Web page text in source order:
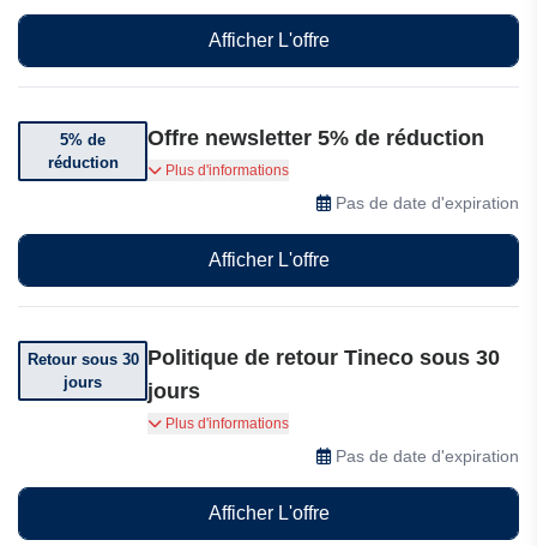
Afficher L'offre
5% de
réduction
Offre newsletter 5% de réduction
Abonnez-vous et bénéficiez de 5% de réduction
Plus d'informations
Pas de date d'expiration
Afficher L'offre
Retour sous 30
jours
Politique de retour Tineco sous 30
jours
Vous pouvez retourner votre commande dans
les 30 jours suivant sa réception.
Plus d'informations
Pas de date d'expiration
Afficher L'offre